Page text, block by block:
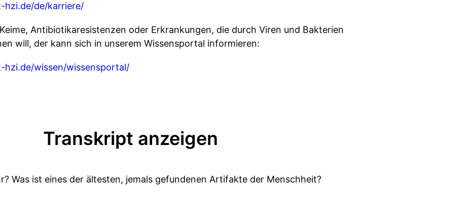
de/karriere/
Antibiotikaresistenzen oder Erkrankungen, die durch Viren und Bakterien
will, der kann sich in unserem Wissensportal informieren:
wissen/wissensportal/
Transkript anzeigen
Was ist eines der ältesten, jemals gefundenen Artifakte der Menschheit?